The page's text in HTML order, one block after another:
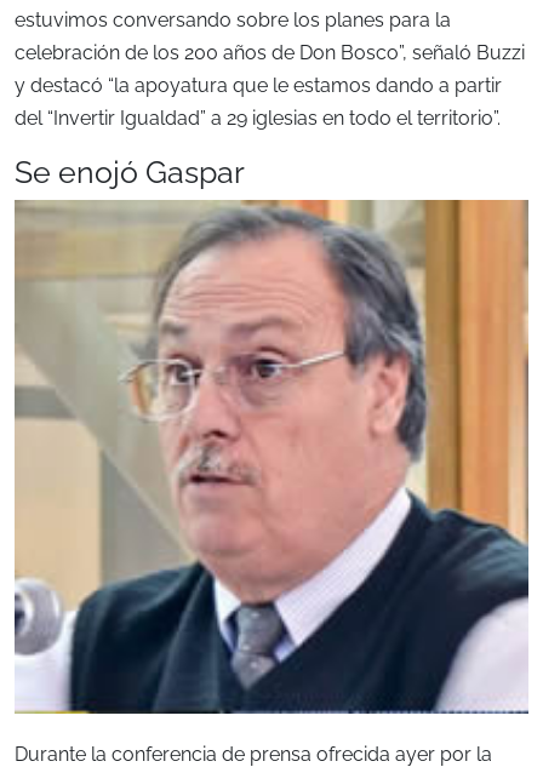
estuvimos conversando sobre los planes para la
celebración de los 200 años de Don Bosco”, señaló Buzzi
y destacó “la apoyatura que le estamos dando a partir
del “Invertir Igualdad” a 29 iglesias en todo el territorio”.
Se enojó Gaspar
Durante la conferencia de prensa ofrecida ayer por la